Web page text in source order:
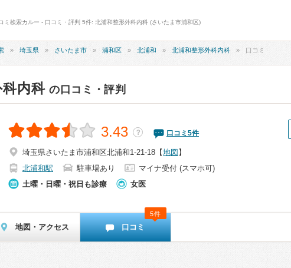
ミ検索カルー - 口コミ・評判 5件: 北浦和整形外科内科 (さいたま市浦和区)
埼玉県 さいたま市 浦和区 北浦和 北浦和整形外科内科 口コミ
内科 の口コミ・評判
3.43 ？ 口コミ 5件
埼玉県さいたま市浦和区北浦和1-21-18 【地図 】
北浦和駅
駐車場あり
マイナ受付 (スマホ可)
土曜・日曜・祝日も診療
女医
地図・アクセス 口コミ
5件